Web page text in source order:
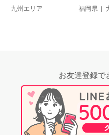
九州エリア 福岡県
お友達登録で